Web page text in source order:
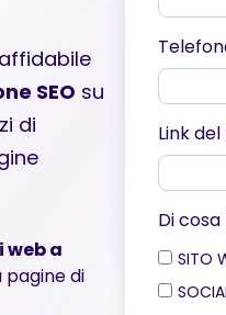
SEO su
di
web a
di
Link
Di
SITO